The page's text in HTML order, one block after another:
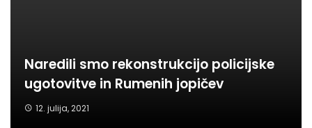
Naredili smo rekonstrukcijo policijske
ugotovitve in Rumenih jopičev
12. julija, 2021